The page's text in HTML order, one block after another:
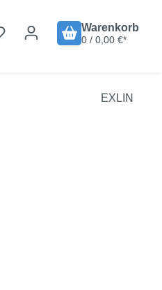
Warenkorb
0 / 0,00 €*
EXLIN